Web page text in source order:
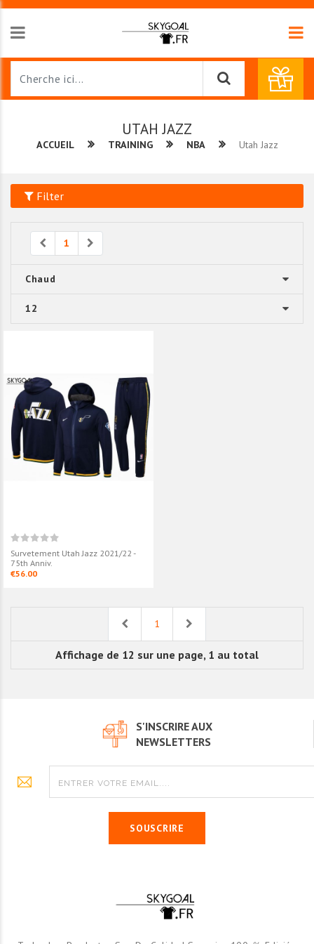
UTAH JAZZ
ACCUEIL TRAINING NBA Utah Jazz
Filter
Previous
1
Survetement Utah Jazz 2021/22 -
75th Anniv.
€56.00
Previous1
Affichage de 12 sur une page, 1 au total
S'INSCRIRE AUX
NEWSLETTERS
SOUSCRIRE